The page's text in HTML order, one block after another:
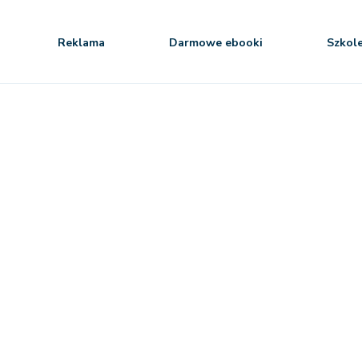
Reklama Darmowe ebooki